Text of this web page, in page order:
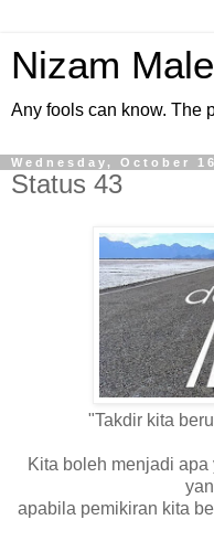
Nizam
Any fools can know. The
Wednesday, October
Status 43
"Takdir kita
Kita boleh menjadi
apabila pemikiran kita